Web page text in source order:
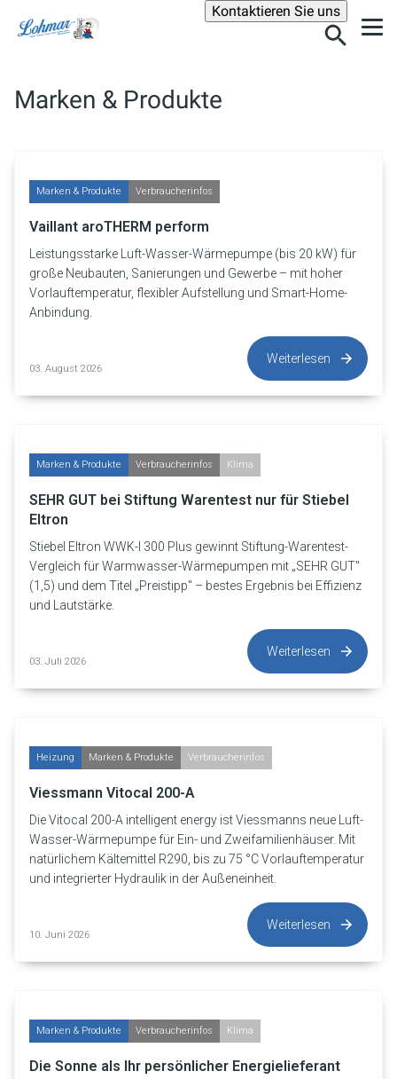
Kontaktieren Sie unsSuche
Marken & Produkte
Marken & Produkte Verbraucherinfos
Vaillant aroTHERM perform
Leistungsstarke Luft-Wasser-Wärmepumpe (bis 20 kW) für
große Neubauten, Sanierungen und Gewerbe – mit hoher
Vorlauftemperatur, flexibler Aufstellung und Smart-Home-
Anbindung.
03. August 2026
Weiterlesen
Marken & Produkte Verbraucherinfos Klima
SEHR GUT bei Stiftung Warentest nur für Stiebel
Eltron
Stiebel Eltron WWK-I 300 Plus gewinnt Stiftung-Warentest-
Vergleich für Warmwasser-Wärmepumpen mit „SEHR GUT"
(1,5) und dem Titel „Preistipp" – bestes Ergebnis bei Effizienz
und Lautstärke.
03. Juli 2026
Weiterlesen
Heizung Marken & Produkte Verbraucherinfos
Viessmann Vitocal 200-A
Die Vitocal 200-A intelligent energy ist Viessmanns neue Luft-
Wasser-Wärmepumpe für Ein- und Zweifamilienhäuser. Mit
natürlichem Kältemittel R290, bis zu 75 °C Vorlauftemperatur
und integrierter Hydraulik in der Außeneinheit.
10. Juni 2026
Weiterlesen
Marken & Produkte Verbraucherinfos Klima
Die Sonne als Ihr persönlicher Energielieferant